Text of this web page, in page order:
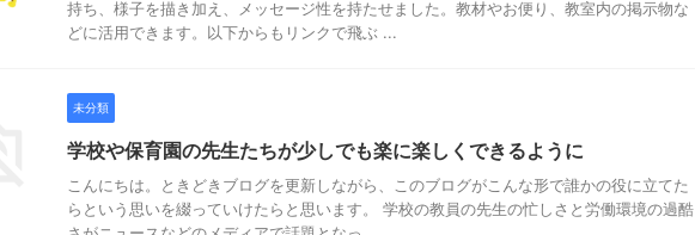
持ち、様子を描き加え、メッセージ性を持たせました。教材やお便り、教室内の掲示物な
どに活用できます。以下からもリンクで飛ぶ ...
未分類
学校や保育園の先生たちが少しでも楽に楽しくできるように
こんにちは。ときどきブログを更新しながら、このブログがこんな形で誰かの役に立てた
らという思いを綴っていけたらと思います。 学校の教員の先生の忙しさと労働環境の過酷